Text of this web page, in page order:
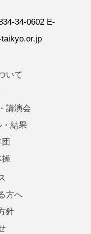
34-0602 E-
いて
講演会
結果
操
方へ
針